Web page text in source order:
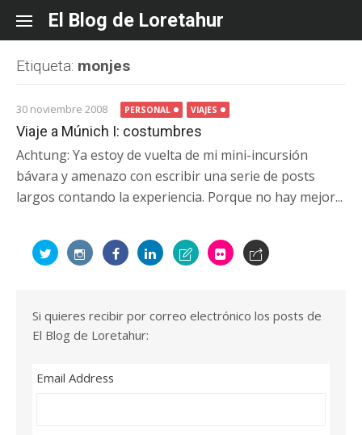
content
El Blog de Loretahur
Etiqueta: monjes
30 noviembre 2008 PERSONAL VIAJES
Viaje a Múnich I: costumbres
Achtung: Ya estoy de vuelta de mi mini-incursión
bávara y amenazo con escribir una serie de posts
largos contando la experiencia. Porque no hay mejor...
Si quieres recibir por correo electrónico los posts de
El Blog de Loretahur:
Email Address